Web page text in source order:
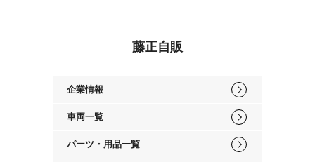
藤正自販
企業情報
車両一覧
パーツ・用品一覧